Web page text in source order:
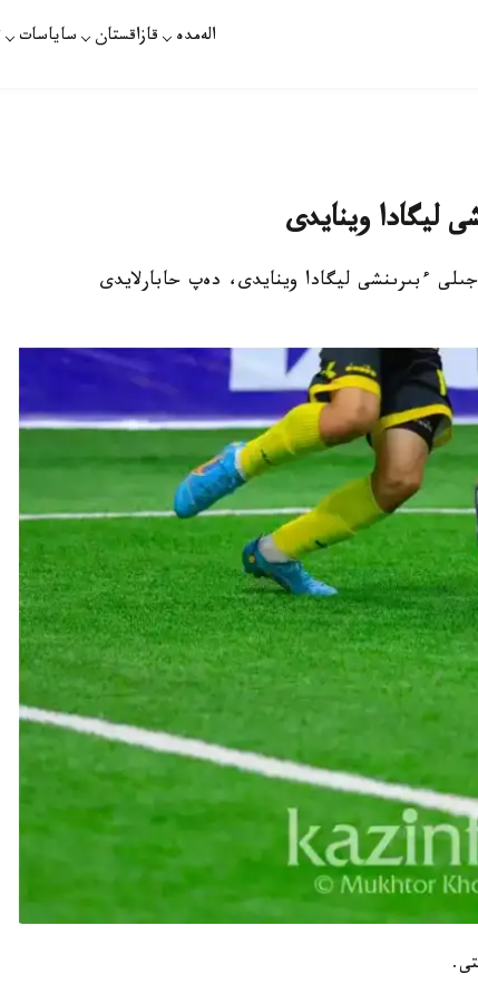
الەمدە قازاقستان ساياسات
ليگادا وينايدى
ءبىرىنشى ليگادا وينايدى، دەپ حابارلايدى